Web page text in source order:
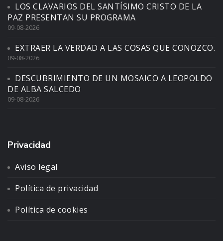
LOS CLAVARIOS DEL SANTÍSIMO CRISTO DE LA
PAZ PRESENTAN SU PROGRAMA
09-08-2026
EXTRAER LA VERDAD A LAS COSAS QUE CONOZCO.
09-08-2026
DESCUBRIMIENTO DE UN MOSAICO A LEOPOLDO
DE ALBA SALCEDO
09-08-2026
Privacidad
Aviso legal
Política de privacidad
Política de cookies